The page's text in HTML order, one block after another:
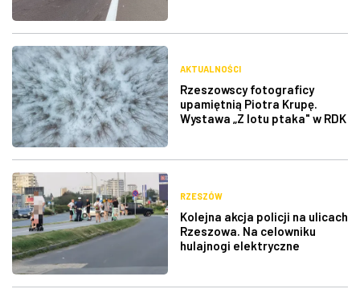
AKTUALNOŚCI
Rzeszowscy fotograficy
upamiętnią Piotra Krupę.
Wystawa „Z lotu ptaka" w RDK
RZESZÓW
Kolejna akcja policji na ulicach
Rzeszowa. Na celowniku
hulajnogi elektryczne